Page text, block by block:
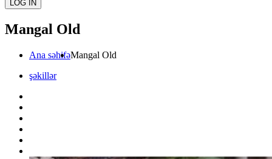
LOG IN
Mangal Old
Ana səhifəMangal Old
şəkillər